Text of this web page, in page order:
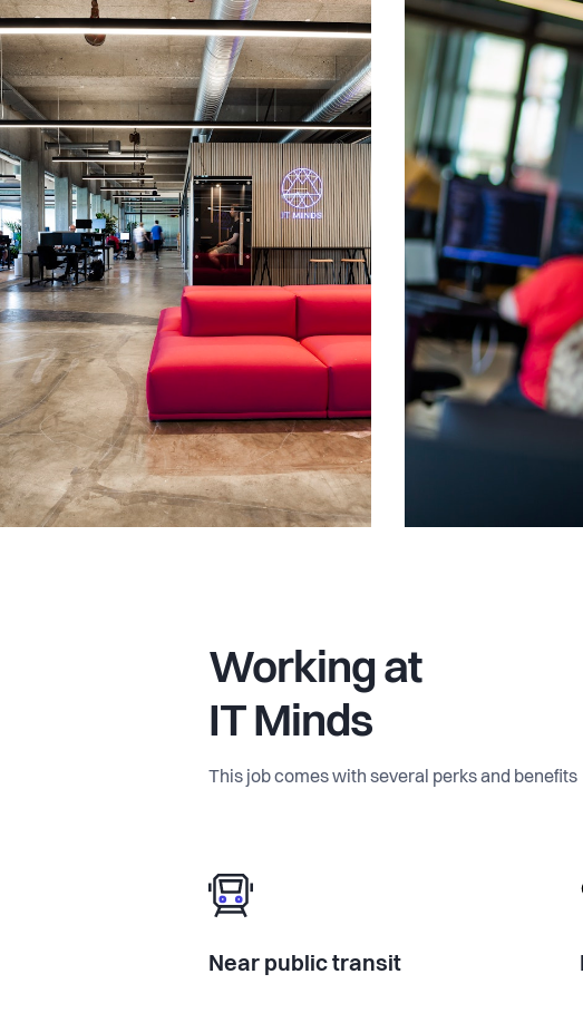
Working at
IT Minds
This job comes with several perks and benefits
Near public transit